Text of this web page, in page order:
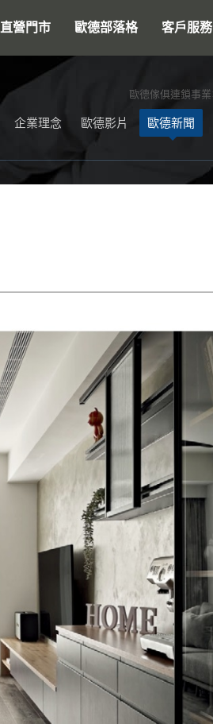
直營門市 歐德部落格 客戶服務
歐德傢俱連鎖事業
企業理念 歐德影片 歐德新聞